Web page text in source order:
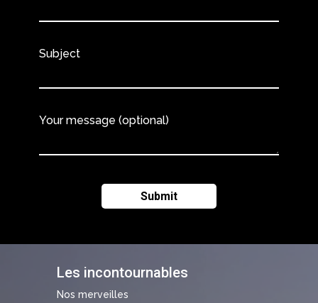
Les incontournables
Nos merveilles
Subject
Your message (optional)